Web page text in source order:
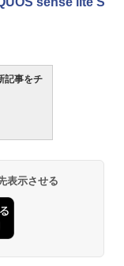
記事をチ
表示させる